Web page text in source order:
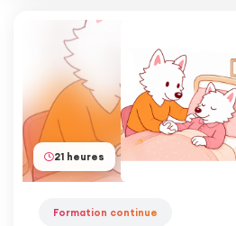
21 heures
Formation continue